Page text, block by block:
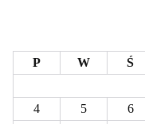
P
W Ś
4
5 6